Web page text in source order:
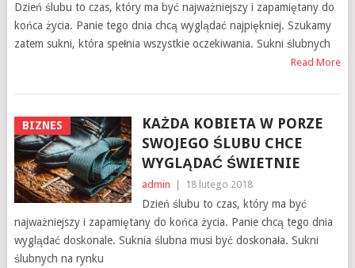
Dzień ślubu to czas, który ma być najważniejszy i zapamiętany do
końca życia. Panie tego dnia chcą wyglądać najpiękniej. Szukamy
zatem sukni, która spełnia wszystkie oczekiwania. Sukni ślubnych
Read More
BIZNES
KAŻDA KOBIETA W PORZE
SWOJEGO ŚLUBU CHCE
WYGLĄDAĆ ŚWIETNIE
admin 18 lutego 2018
Dzień ślubu to czas, który ma być
najważniejszy i zapamiętany do końca życia. Panie chcą tego dnia
wyglądać doskonale. Suknia ślubna musi być doskonała. Sukni
ślubnych na rynku